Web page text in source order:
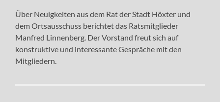
Über Neuigkeiten aus dem Rat der Stadt Höxter und
dem Ortsausschuss berichtet das Ratsmitglieder
Manfred Linnenberg. Der Vorstand freut sich auf
konstruktive und interessante Gespräche mit den
Mitgliedern.